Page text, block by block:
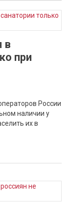
в
при
России
наличии у
их в